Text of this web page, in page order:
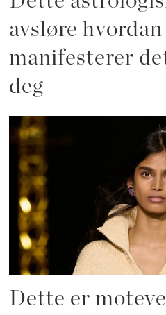
avsløre
manifesterer
deg
Dette er